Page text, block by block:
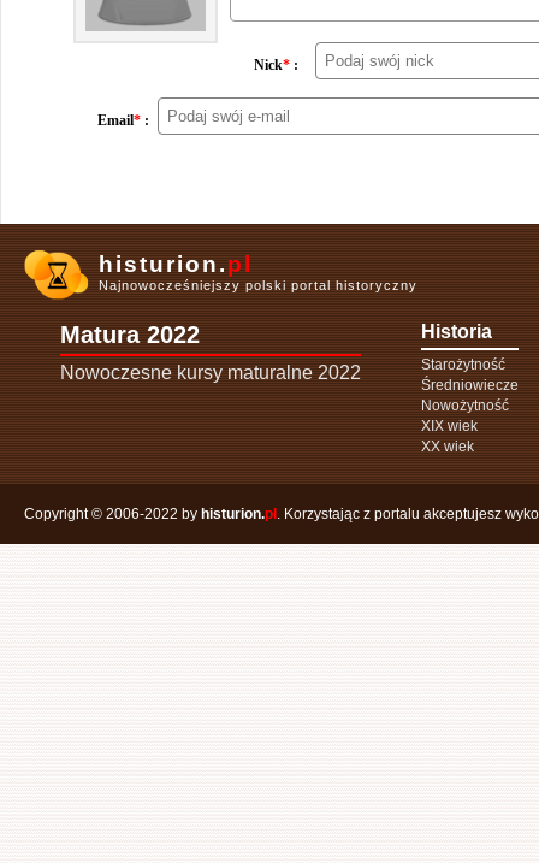
Nick* :
Email* :
histurion.pl
Najnowocześniejszy polski portal historyczny
Matura 2022
Nowoczesne kursy maturalne 2022
Historia
Starożytność
Średniowiecze
Nowożytność
XIX wiek
XX wiek
Copyright © 2006-2022 by histurion.pl . Korzystając z portalu akceptujesz